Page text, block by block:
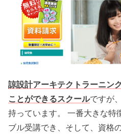
諒設計アーキテクトラーニン
ことができるスクールですが
持っています。 一番大きな特
ブル受講でき、そして、資格